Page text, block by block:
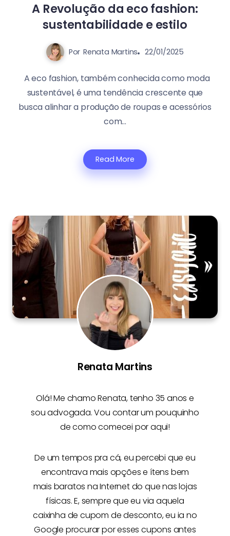
A Revolução da eco fashion:
sustentabilidade e estilo
Por Renata Martins 22/01/2025
A eco fashion, também conhecida como moda
sustentável, é uma tendência crescente que
busca alinhar a produção de roupas e acessórios
com...
Read More
Renata Martins
Olá! Me chamoRenata, tenho 35 anos e
sou advogada. Vou contar um pouquinho
de como comecei por aqui!
De um tempos pra cá, eu percebi que eu
encontrava mais opções e ítens bem
mais baratos na Internetdo que nas lojas
físicas. E, sempre que eu via aquela
caixinha de cupom de desconto, eu ia no
Google procurar por esses cupons antes